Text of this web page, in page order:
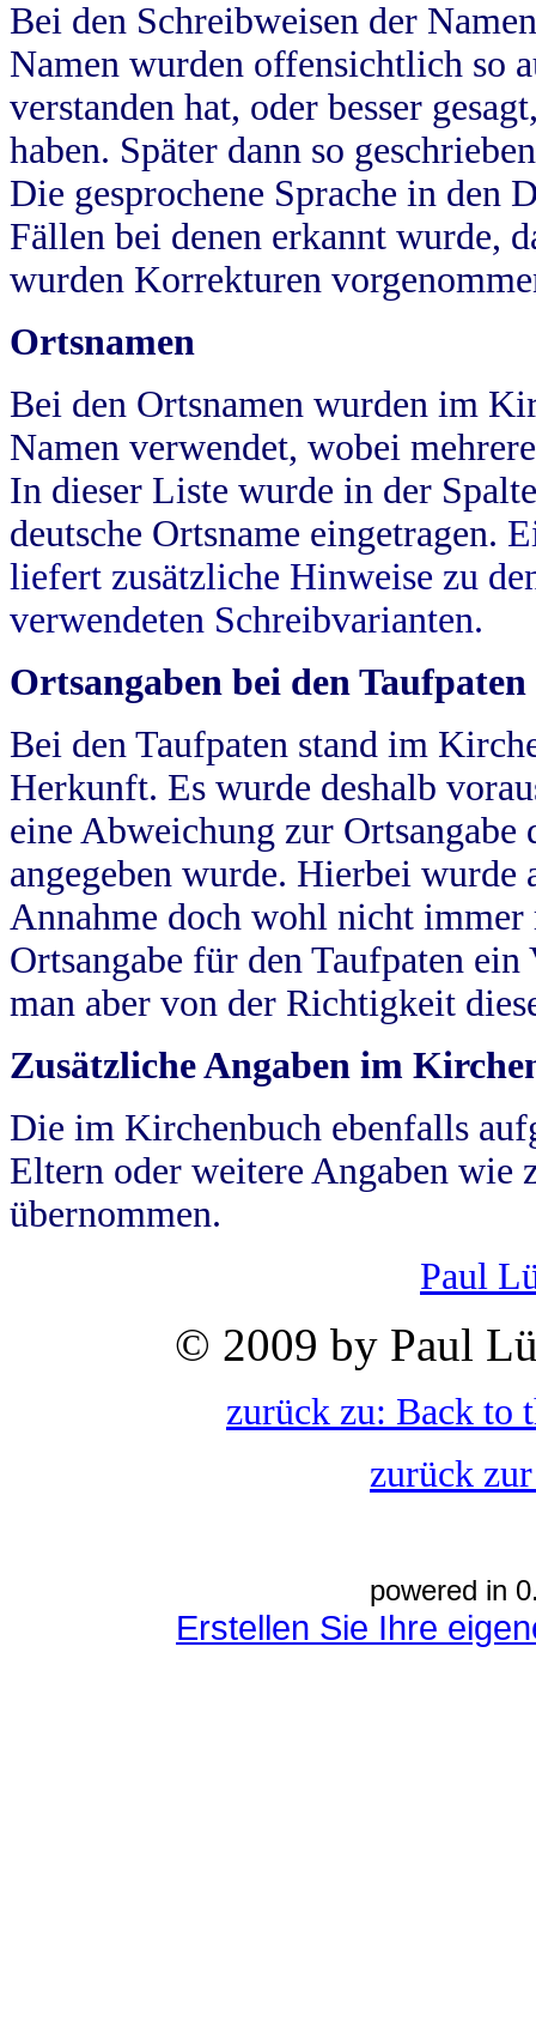
Bei den Schreibweisen der
Namen wurden offensichtlich so
verstanden hat, oder besser
haben. Später dann so
Die gesprochene Sprache in
Fällen bei denen erkannt wurde,
wurden Korrekturen
Ortsnamen
Bei den Ortsnamen wurden im
Namen verwendet, wobei
In dieser Liste wurde in der
deutsche Ortsname eingetragen.
liefert zusätzliche Hinweise zu
verwendeten Schreibvarianten.
Ortsangaben bei den Taufpaten
Bei den Taufpaten stand im
Herkunft. Es wurde deshalb
eine Abweichung zur
angegeben wurde. Hierbei wurde
Annahme doch wohl nicht
Ortsangabe für den Taufpaten
man aber von der Richtigkeit
Zusätzliche Angaben im
Die im Kirchenbuch ebenfalls
Eltern oder weitere Angaben wie
übernommen.
Paul
© 2009 by Paul
zurück zu: Back to
zurück
powered in
Erstellen Sie Ihre